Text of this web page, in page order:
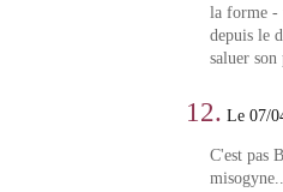
la forme -
depuis le
saluer son
12. Le 07/
C'est pas